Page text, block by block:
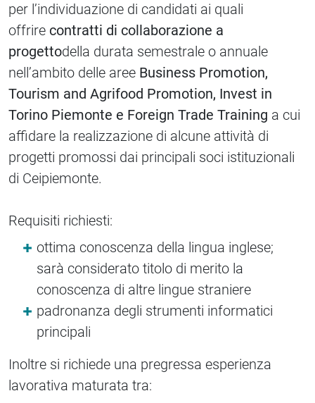
per l’individuazione di candidati ai quali
offrire contratti di collaborazione a
progettodella durata semestrale o annuale
nell’ambito delle aree Business Promotion,
Tourism and Agrifood Promotion, Invest in
Torino Piemonte e Foreign Trade Training a cui
affidare la realizzazione di alcune attività di
progetti promossi dai principali soci istituzionali
di Ceipiemonte.
Requisiti richiesti:
ottima conoscenza della lingua inglese;
sarà considerato titolo di merito la
conoscenza di altre lingue straniere
padronanza degli strumenti informatici
principali
Inoltre si richiede una pregressa esperienza
lavorativa maturata tra: